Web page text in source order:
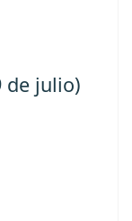
de julio)